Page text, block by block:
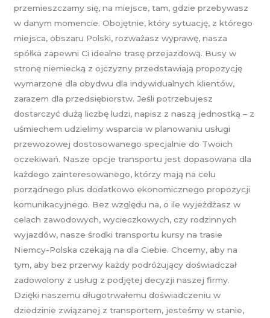
przemieszczamy się, na miejsce, tam, gdzie przebywasz
w danym momencie. Obojętnie, który sytuację, z którego
miejsca, obszaru Polski, rozważasz wyprawę, nasza
spółka zapewni Ci idealne trasę przejazdową. Busy w
stronę niemiecką z ojczyzny przedstawiają propozycję
wymarzone dla obydwu dla indywidualnych klientów,
zarazem dla przedsiębiorstw. Jeśli potrzebujesz
dostarczyć dużą liczbę ludzi, napisz z naszą jednostką – z
uśmiechem udzielimy wsparcia w planowaniu usługi
przewozowej dostosowanego specjalnie do Twoich
oczekiwań. Nasze opcje transportu jest dopasowana dla
każdego zainteresowanego, którzy mają na celu
porządnego plus dodatkowo ekonomicznego propozycji
komunikacyjnego. Bez względu na, o ile wyjeżdżasz w
celach zawodowych, wycieczkowych, czy rodzinnych
wyjazdów, nasze środki transportu kursy na trasie
Niemcy-Polska czekają na dla Ciebie. Chcemy, aby na
tym, aby bez przerwy każdy podróżujący doświadczał
zadowolony z usług z podjętej decyzji naszej firmy.
Dzięki naszemu długotrwałemu doświadczeniu w
dziedzinie związanej z transportem, jesteśmy w stanie,